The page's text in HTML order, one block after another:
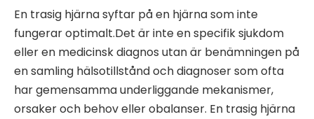
En trasig hjärna syftar på en hjärna som inte
fungerar optimalt.Det är inte en specifik sjukdom
eller en medicinsk diagnos utan är benämningen på
en samling hälsotillstånd och diagnoser som ofta
har gemensamma underliggande mekanismer,
orsaker och behov eller obalanser. En trasig hjärna